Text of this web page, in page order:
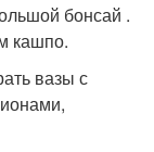
бонсай .
кашпо.
вазы с